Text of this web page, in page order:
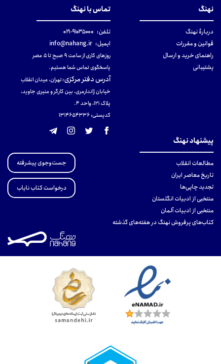
نهنگ
دربارهٔ نهنگ
قوانین و مقررات
راهنمای خرید و ارسال
پشتیبانی
تماس با نهنگ
تلفن: ۹۱۰۳۵۰۰۰-۰۲۱
ایمیل: info@nahang.ir
روزهای کاری از ساعت ۹ صبح تا ۵ عصر
پاسخگوی تماس شما هستیم.
آدرس دفتر مرکزی:تهران، میدان انقلاب
خیابان ژاندارمری، بین کارگر و منیری جاوید،
پلاک 121، واحد ۴.
کدپستی: 131465433۶
پیشنهاد نهنگ
مطالعات انقلاب
تاریخ معاصر ایران
تجدید چاپی‌ها
منتخبی از ادبیات انگلستان
منتخبی از ادبیات آلمان
کتاب‌های پرفروش نهنگ در هفته‌های گذشته
جست‌وجوی پیشرفته
درخواست کتاب نایاب